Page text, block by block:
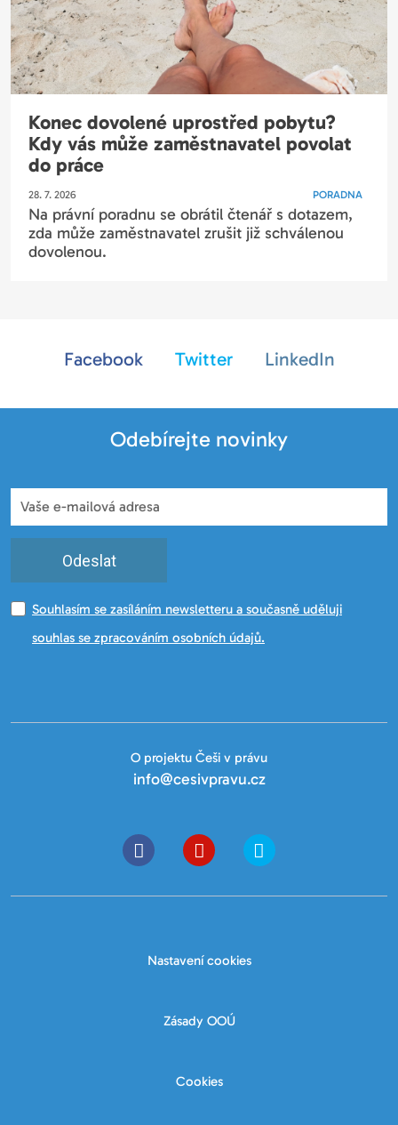
Konec dovolené uprostřed pobytu?
Kdy vás může zaměstnavatel povolat
do práce
28. 7. 2026 PORADNA
Na právní poradnu se obrátil čtenář s dotazem,
zda může zaměstnavatel zrušit již schválenou
dovolenou.
Facebook Twitter LinkedIn
Odebírejte novinky
Odeslat
Souhlasím se zasíláním newsletteru a současně uděluji
souhlas se zpracováním osobních údajů.
O projektu Češi v právu
info@cesivpravu.cz
Nastavení cookies
Zásady OOÚ
Cookies